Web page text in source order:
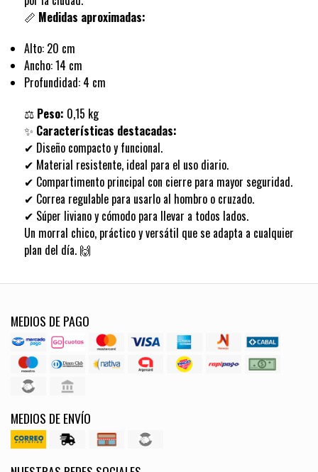
📏 Medidas aproximadas:
Alto: 20 cm
Ancho: 14 cm
Profundidad: 4 cm
⚖️ Peso: 0,15 kg
✨ Características destacadas:
✔ Diseño compacto y funcional.
✔ Material resistente, ideal para el uso diario.
✔ Compartimento principal con cierre para mayor seguridad.
✔ Correa regulable para usarlo al hombro o cruzado.
✔ Súper liviano y cómodo para llevar a todos lados.
Un morral chico, práctico y versátil que se adapta a cualquier
plan del día. 🙌
MEDIOS DE PAGO
MEDIOS DE ENVÍO